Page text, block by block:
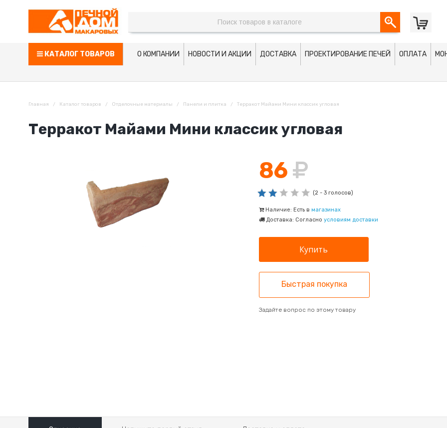
КАТАЛОГ ТОВАРОВ О КОМПАНИИ НОВОСТИ И АКЦИИ ДОСТАВКА ПРОЕКТИРОВАНИЕ ПЕЧЕЙ ОПЛАТА
Главная Каталог товаров Отделочные материалы Панели и плитка Терракот Майами Мини классик угловая
Терракот Майами Мини классик угловая
86
(2 - 3 голосов)
Наличие: Есть в магазинах
Доставка: Согласно условиям доставки
Быстрая покупка
Задайте вопрос по этому товару